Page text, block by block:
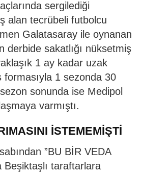
sergilediği
alan tecrübeli futbolcu
Galatasaray ile oynanan
derbide sakatlığı nüksetmiş
1 ay kadar uzak
formasıyla 1 sezonda 30
sonunda ise Medipol
varmıştı.
İSTEMEMİŞTİ
”BU BİR VEDA
Beşiktaşlı taraftarlara